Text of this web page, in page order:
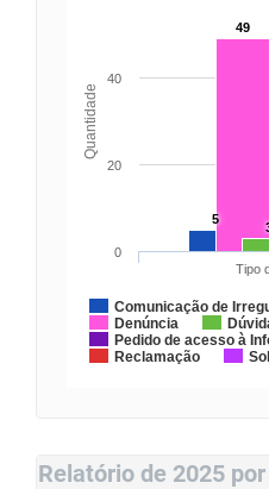
Quantidade
5
49
Comunicação de
Denúncia
Pedido de acesso à
Reclamação
Tipo
0
20
40
Relatório de 2025